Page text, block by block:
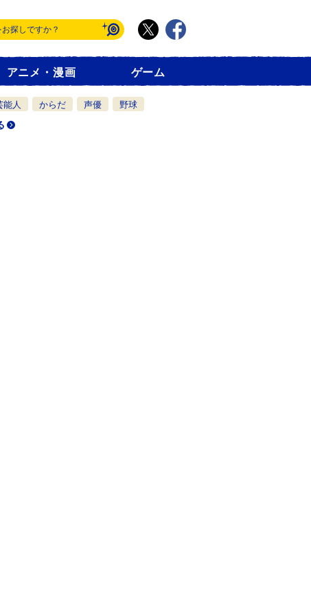
アニメ・漫画 ゲーム
能人 からだ 声優
野球